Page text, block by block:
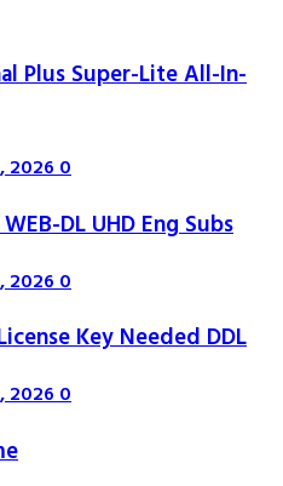
Plus Super-Lite All-In-
20260
DL UHD Eng Subs
20260
Key Needed DDL
20260